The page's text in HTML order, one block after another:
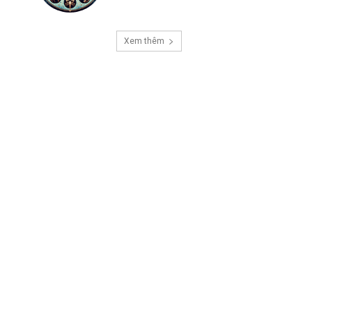
Xem thêm